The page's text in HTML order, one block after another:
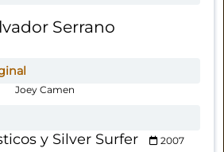
Serrano
Joey Camen
y Silver Surfer 2007